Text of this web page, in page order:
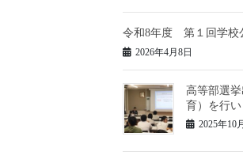
令和8年度 第１回学校
2026年4月8日
高等部選
育）を行い
2025年10